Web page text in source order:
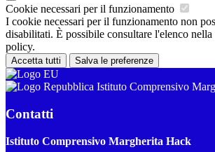
Cookie necessari per il funzionamento
I cookie necessari per il funzionamento non
disabilitati. È possibile consultare l'elenco
policy.
Accetta tutti Salva le preferenze
Istituto Comprensivo
Contatti
Istituto Comprensivo Margherita Hack